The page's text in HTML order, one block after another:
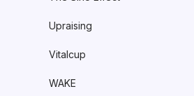
Upraising
Vitalcup
WAKE